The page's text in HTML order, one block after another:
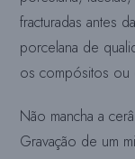
fracturadas antes
porcelana de
os compósitos ou
Não mancha a
Gravação de um